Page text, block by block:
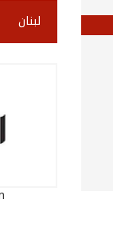
لبنان